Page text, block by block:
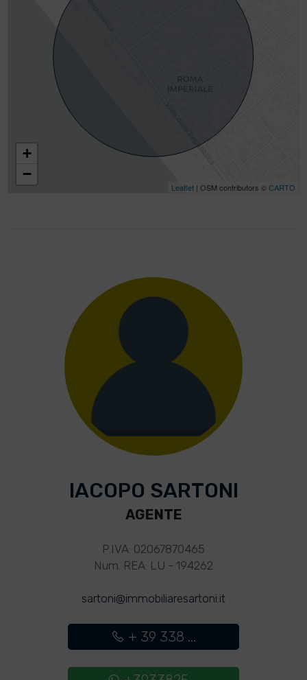
+
−
Leaflet| OSM contributors ©CARTO
IACOPO SARTONI
AGENTE
P.IVA: 02067870465
Num. REA: LU - 194262
sartoni@immobiliaresartoni.it
+ 39 338 ...